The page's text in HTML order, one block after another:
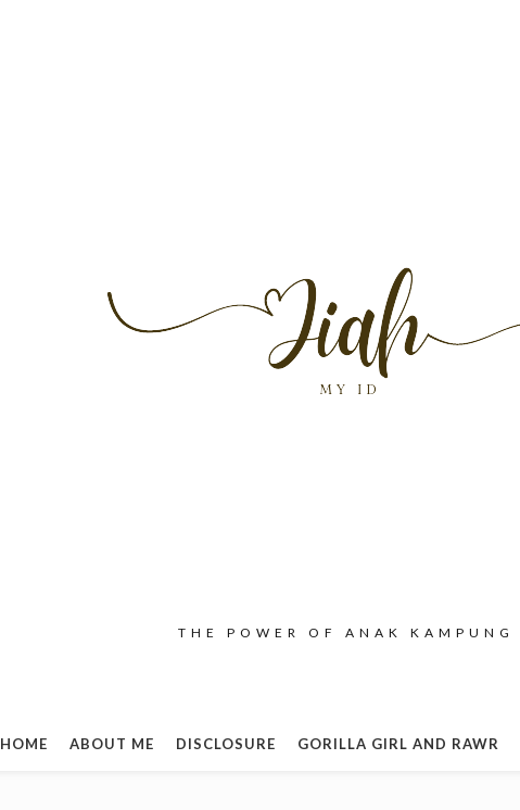
THE POWER OF ANAK KAMPUNG
HOME ABOUT ME DISCLOSURE GORILLA GIRL AND RAWR